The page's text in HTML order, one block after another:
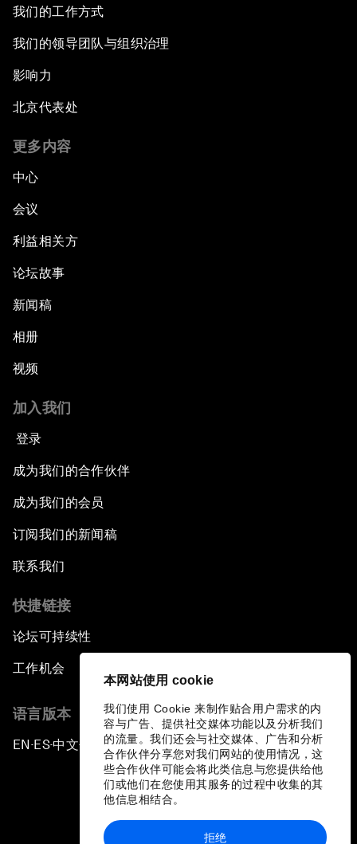
本网站使用 cookie
我们使用 Cookie 来制作贴合用户需求的内
容与广告、提供社交媒体功能以及分析我们
的流量。我们还会与社交媒体、广告和分析
合作伙伴分享您对我们网站的使用情况，这
些合作伙伴可能会将此类信息与您提供给他
们或他们在您使用其服务的过程中收集的其
他信息相结合。
拒绝
我们的工作方式
我们的领导团队与组织治理
影响力
北京代表处
更多内容
中心
会议
利益相关方
论坛故事
新闻稿
相册
视频
加入我们
登录
成为我们的合作伙伴
成为我们的会员
订阅我们的新闻稿
联系我们
快捷链接
论坛可持续性
工作机会
语言版本
EN ▪ES▪中文▪ 日本語